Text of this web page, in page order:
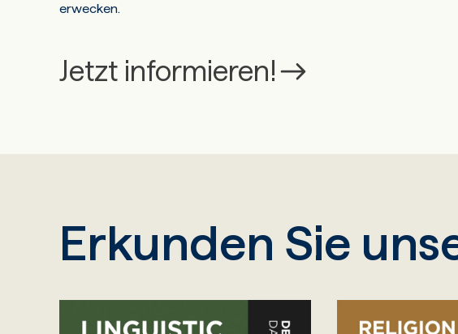
erwecken.
Jetzt informieren!
Erkunden Sie